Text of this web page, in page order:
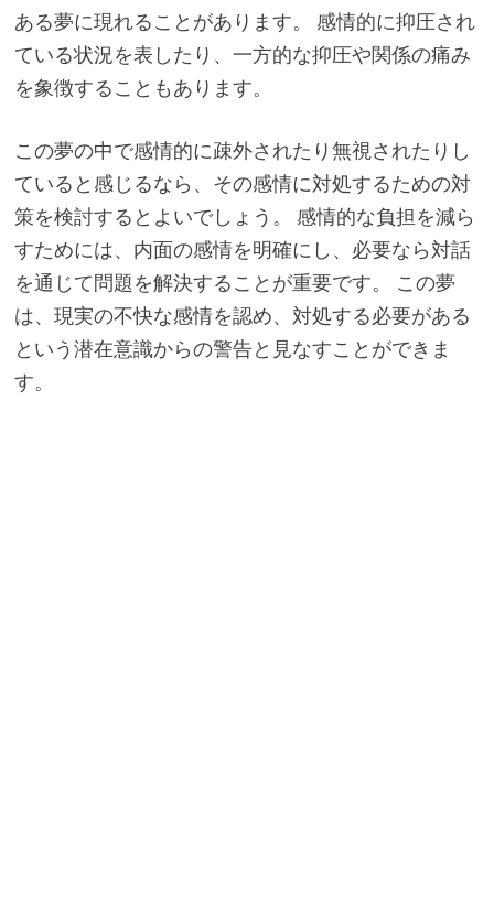
ある夢に現れることがあります。 感情的に抑圧され
ている状況を表したり、一方的な抑圧や関係の痛み
を象徴することもあります。
この夢の中で感情的に疎外されたり無視されたりし
ていると感じるなら、その感情に対処するための対
策を検討するとよいでしょう。 感情的な負担を減ら
すためには、内面の感情を明確にし、必要なら対話
を通じて問題を解決することが重要です。 この夢
は、現実の不快な感情を認め、対処する必要がある
という潜在意識からの警告と見なすことができま
す。